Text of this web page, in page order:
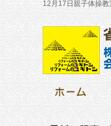
12月17日親子体操教